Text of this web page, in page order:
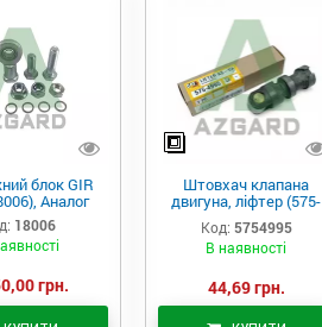
блок GIR
Аналог
18006
грн.
Штовхач клапана
двигуна, ліфтер (575-
4995)
Код: 5754995
В наявності
44,69 грн.